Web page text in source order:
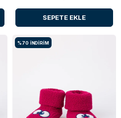
SEPETE EKLE
%70 İNDIRIM